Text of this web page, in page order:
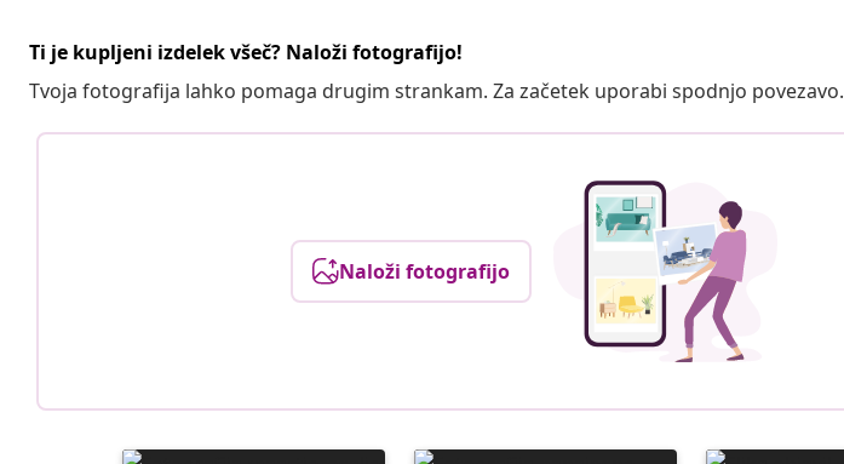
Ti je kupljeni izdelek všeč? Naloži fotografijo!
Tvoja fotografija lahko pomaga drugim strankam. Za začetek uporabi spodnjo povezavo.
Naloži fotografijo